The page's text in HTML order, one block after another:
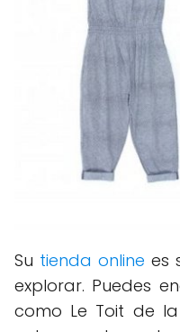
Su tienda online es
explorar. Puedes
como Le Toit de